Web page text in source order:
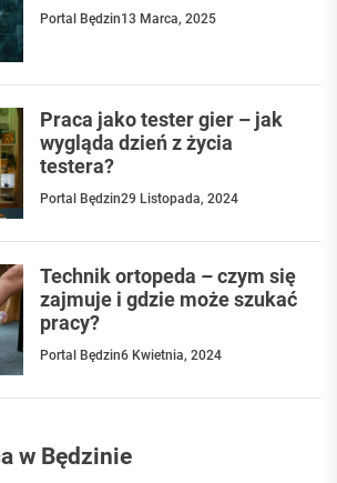
Portal Będzin13 Marca, 2025
Praca jako tester gier – jak
wygląda dzień z życia
testera?
Portal Będzin29 Listopada, 2024
Technik ortopeda – czym się
zajmuje i gdzie może szukać
pracy?
Portal Będzin6 Kwietnia, 2024
w Będzinie